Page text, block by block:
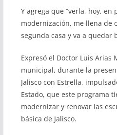
Y agrega que “verla, hoy, en
modernización, me llena de
segunda casa y va a quedar
Expresó el Doctor Luis Arias
municipal, durante la
Jalisco con Estrella,
Estado, que este programa
modernizar y renovar las
básica de Jalisco.